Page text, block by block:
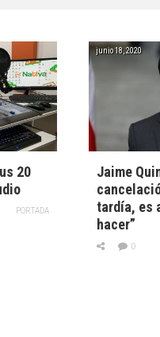
20
PORTADA
junio 18, 2020
Jaime
tardía, es
hacer”
0